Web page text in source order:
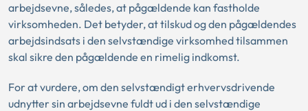
arbejdsevne, således, at pågældende kan fastholde
virksomheden. Det betyder, at tilskud og den pågældendes
arbejdsindsats i den selvstændige virksomhed tilsammen
skal sikre den pågældende en rimelig indkomst.
For at vurdere, om den selvstændigt erhvervsdrivende
udnytter sin arbejdsevne fuldt ud i den selvstændige